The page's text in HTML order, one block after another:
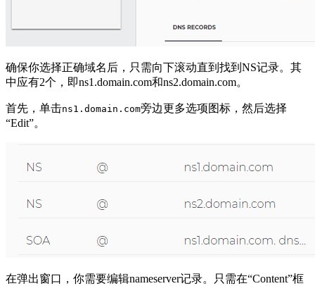
确保你选择正确域名后，只需向下滚动直到找到NS记录。其
中应有2个，即ns1.domain.com和ns2.domain.com。
首先，单击ns1.domain.com旁边更多选项图标，然后选择
“Edit”。
在弹出窗口，你需要编辑nameserver记录。只需在“Content”框